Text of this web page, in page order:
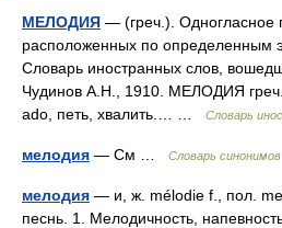
МЕЛОДИЯ — (греч.). Одногласное
расположенных по определенным
Словарь иностранных слов,
Чудинов А.Н., 1910. МЕЛОДИЯ
ado, петь, хвалить.… …
Словарь
мелодия — См … Словарь синонимов
мелодия — и, ж. mélodie f., пол.
песнь. 1. Мелодичность,